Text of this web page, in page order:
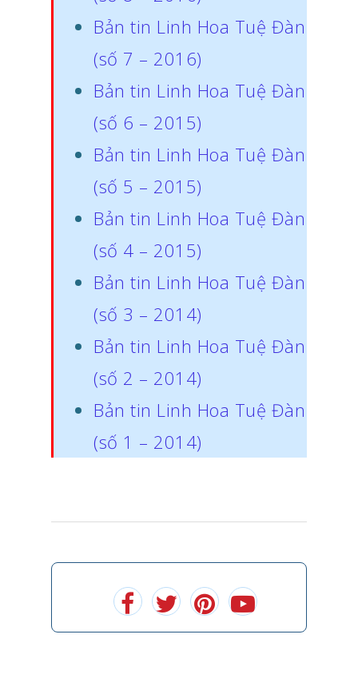
Bản tin Linh Hoa Tuệ Đàn
(số 7 – 2016)
Bản tin Linh Hoa Tuệ Đàn
(số 6 – 2015)
Bản tin Linh Hoa Tuệ Đàn
(số 5 – 2015)
Bản tin Linh Hoa Tuệ Đàn
(số 4 – 2015)
Bản tin Linh Hoa Tuệ Đàn
(số 3 – 2014)
Bản tin Linh Hoa Tuệ Đàn
(số 2 – 2014)
Bản tin Linh Hoa Tuệ Đàn
(số 1 – 2014)